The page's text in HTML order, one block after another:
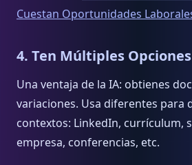
Cuestan Oportunidades
4. Ten Múltiples Opciones
Una ventaja de la IA: obtienes
variaciones. Usa diferentes para
contextos: LinkedIn, currículum,
empresa, conferencias, etc.